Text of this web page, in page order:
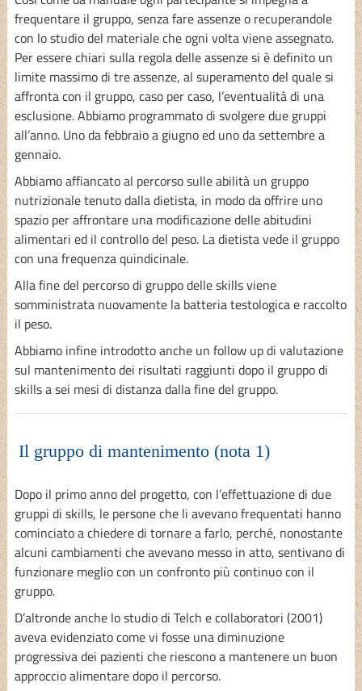
frequentare il gruppo, senza fare assenze o recuperandole
con lo studio del materiale che ogni volta viene assegnato.
Per essere chiari sulla regola delle assenze si è definito un
limite massimo di tre assenze, al superamento del quale si
affronta con il gruppo, caso per caso, l’eventualità di una
esclusione. Abbiamo programmato di svolgere due gruppi
all’anno. Uno da febbraio a giugno ed uno da settembre a
gennaio.
Abbiamo affiancato al percorso sulle abilità un gruppo
nutrizionale tenuto dalla dietista, in modo da offrire uno
spazio per affrontare una modificazione delle abitudini
alimentari ed il controllo del peso. La dietista vede il gruppo
con una frequenza quindicinale.
Alla fine del percorso di gruppo delle skills viene
somministrata nuovamente la batteria testologica e raccolto
il peso.
Abbiamo infine introdotto anche un follow up di valutazione
sul mantenimento dei risultati raggiunti dopo il gruppo di
skills a sei mesi di distanza dalla fine del gruppo.
Il gruppo di mantenimento (nota 1)
Dopo il primo anno del progetto, con l’effettuazione di due
gruppi di skills, le persone che li avevano frequentati hanno
cominciato a chiedere di tornare a farlo, perché, nonostante
alcuni cambiamenti che avevano messo in atto, sentivano di
funzionare meglio con un confronto più continuo con il
gruppo.
D’altronde anche lo studio di Telch e collaboratori (2001)
aveva evidenziato come vi fosse una diminuzione
progressiva dei pazienti che riescono a mantenere un buon
approccio alimentare dopo il percorso.